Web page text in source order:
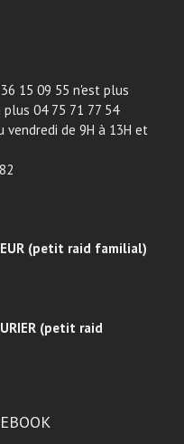
15 09 55 n'est plus
04 75 71 77 54
de 9H à 13H et
(petit raid familial)
(petit raid